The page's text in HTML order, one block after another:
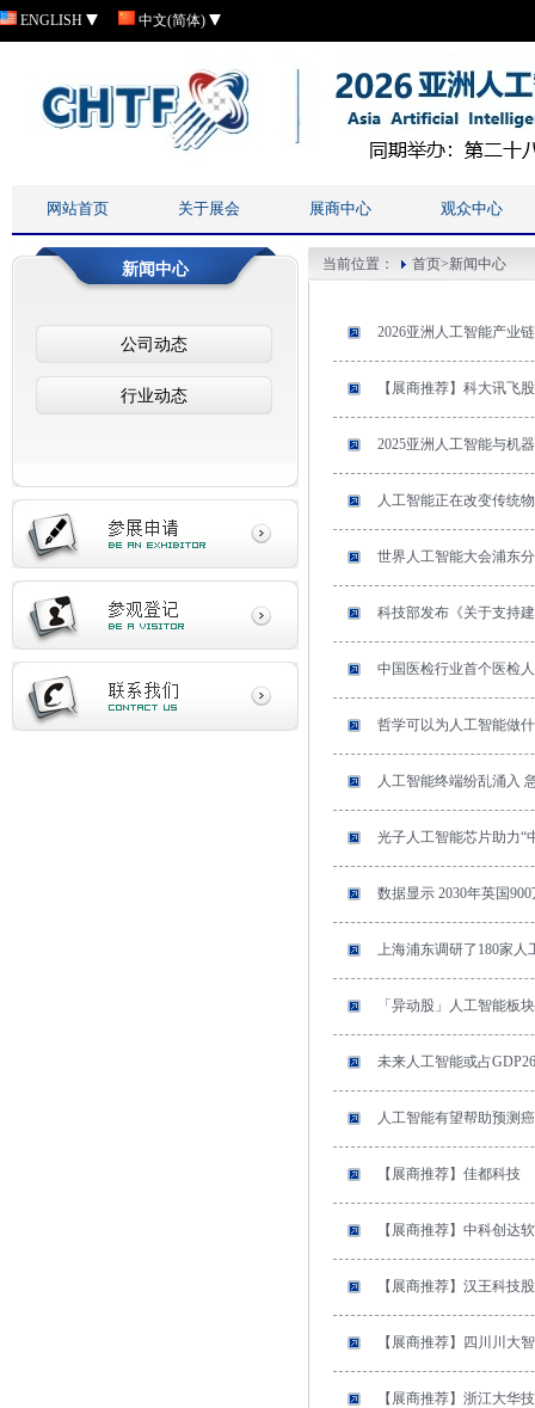
ENGLISH 中文(简体)
网站首页 关于展会 展商中心 观众中心
新闻中心
公司动态
行业动态
当前位置： 首页>新闻中心
2026亚洲人工智能产业
【展商推荐】科大讯飞
2025亚洲人工智能与机
人工智能正在改变传统
世界人工智能大会浦东
科技部发布《关于支持
中国医检行业首个医检
哲学可以为人工智能做
人工智能终端纷乱涌入
光子人工智能芯片助力“
数据显示 2030年英国
上海浦东调研了180家
「异动股」人工智能板
未来人工智能或占
人工智能有望帮助预测
【展商推荐】佳都科技
【展商推荐】中科创达
【展商推荐】汉王科技
【展商推荐】四川川大
【展商推荐】浙江大华